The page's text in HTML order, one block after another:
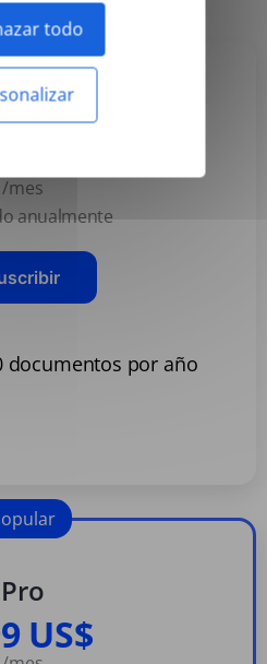
todo
/mes
anualmente
documentos por año
Pro
US$